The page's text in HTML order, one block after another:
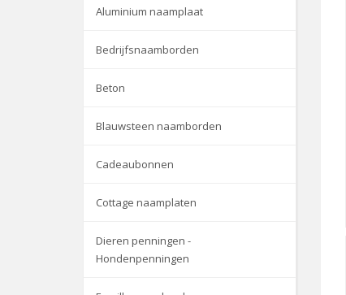
Aluminium naamplaat
Bedrijfsnaamborden
Beton
Blauwsteen naamborden
Cadeaubonnen
Cottage naamplaten
Dieren penningen -
Hondenpenningen